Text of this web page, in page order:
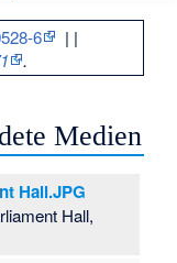
6 | |
.
Medien
Hall.JPG
Hall,